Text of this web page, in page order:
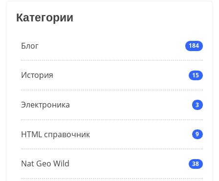
Категории
Блог 184
История 15
Электроника 3
HTML справочник 9
Nat Geo Wild 38